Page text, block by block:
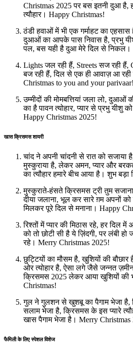
Christmas 2025 पर बस इतनी दुआ है,
त्यौहार। Happy Christmas!
ठंडी हवाओं में भी एक गर्माहट का
दुआओं का आपके पास निवास है, प्रभु यीशु
पल, बस यही है दुआ मेरे दिल से निकल।
Lights जल रही हैं, Streets सज रही हैं,
बज रही हैं, दिल से एक ही आवाज़ आ रही
Christmas to you and your parivaar!
उम्मीदों की मोमबत्तियां जला लो, दुआओं
का है पावन त्योहार, प्यार से प्रभु यीशु
Happy Christmas 2025!
खास क्रिसमस शायरी
चांद ने अपनी चांदनी से रात को सजाया
मुस्कुराया है, लेकर अमन, प्यार और
का त्यौहार हमारे बीच आया है। शुभ बड़ा
मुस्कुराते-हंसते क्रिसमस ट्री तुम
दीया जलाना, भूल कर सारे ग़म अपनों
मिलकर पूरे दिल से मनाना। Happy
रिश्तों में प्यार की मिठास रहे, हर दिल
को तो छोटी सी है ये ज़िंदगी, पर लंबी
रहे। Merry Christmas 2025!
छुट्टियों का मौसम है, खुशियों की
ओर त्योहार है, ऐसा लगे जैसे जन्नत
क्रिसमस 2025 लेकर आया खुशियों की
Christmas!
गुल ने गुलशन से खुशबू का पैगाम भेजा
सलाम भेजा है, क्रिसमस के इस प्यारे
खास पैगाम भेजा है। Merry Christmas
फैमिली के लिए स्पेशल विशेज